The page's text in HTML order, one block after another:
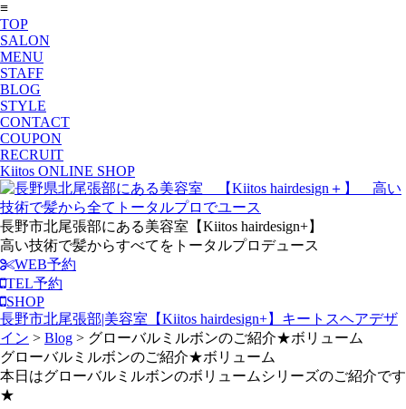
≡
TOP
SALON
MENU
STAFF
BLOG
STYLE
CONTACT
COUPON
RECRUIT
Kiitos ONLINE SHOP
長野市北尾張部にある美容室【Kiitos hairdesign+】
高い技術で髪からすべてをトータルプロデュース
WEB予約
TEL予約
SHOP
長野市北尾張部|美容室【Kiitos hairdesign+】キートスヘアデザ
イン > Blog > グローバルミルボンのご紹介★ボリューム
グローバルミルボンのご紹介★ボリューム
本日はグローバルミルボンのボリュームシリーズのご紹介です
★